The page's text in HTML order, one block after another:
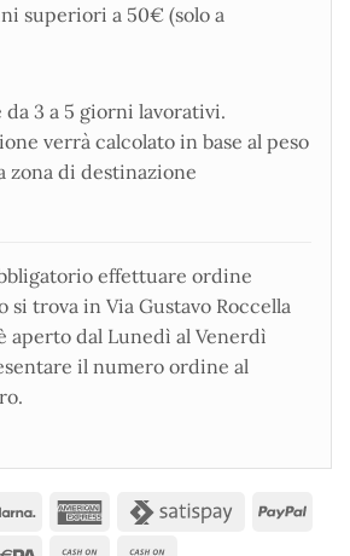
superiori a 50€ (solo a
da 3 a 5 giorni lavorativi.
verrà calcolato in base al peso
zona di destinazione
effettuare ordine
si trova in Via Gustavo Roccella
aperto dal Lunedì al Venerdì
il numero ordine al